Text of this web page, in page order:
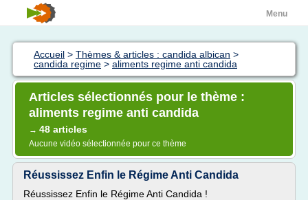
Menu
Accueil > Thèmes & articles : candida albican >
candida regime > aliments regime anti candida
Articles sélectionnés pour le thème :
aliments regime anti candida
→ 48 articles
Aucune vidéo sélectionnée pour ce thème
Réussissez Enfin le Régime Anti Candida
Réussissez Enfin le Régime Anti Candida !